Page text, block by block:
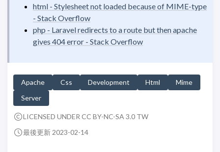
html - Stylesheet not loaded because of MIME-type
- Stack Overflow
php - Laravel redirects to a route but then apache
gives 404 error - Stack Overflow
Apache Css Development Html
Mime
Server
LICENSED UNDER CC BY-NC-SA 3.0 TW
最後更新 2023-02-14